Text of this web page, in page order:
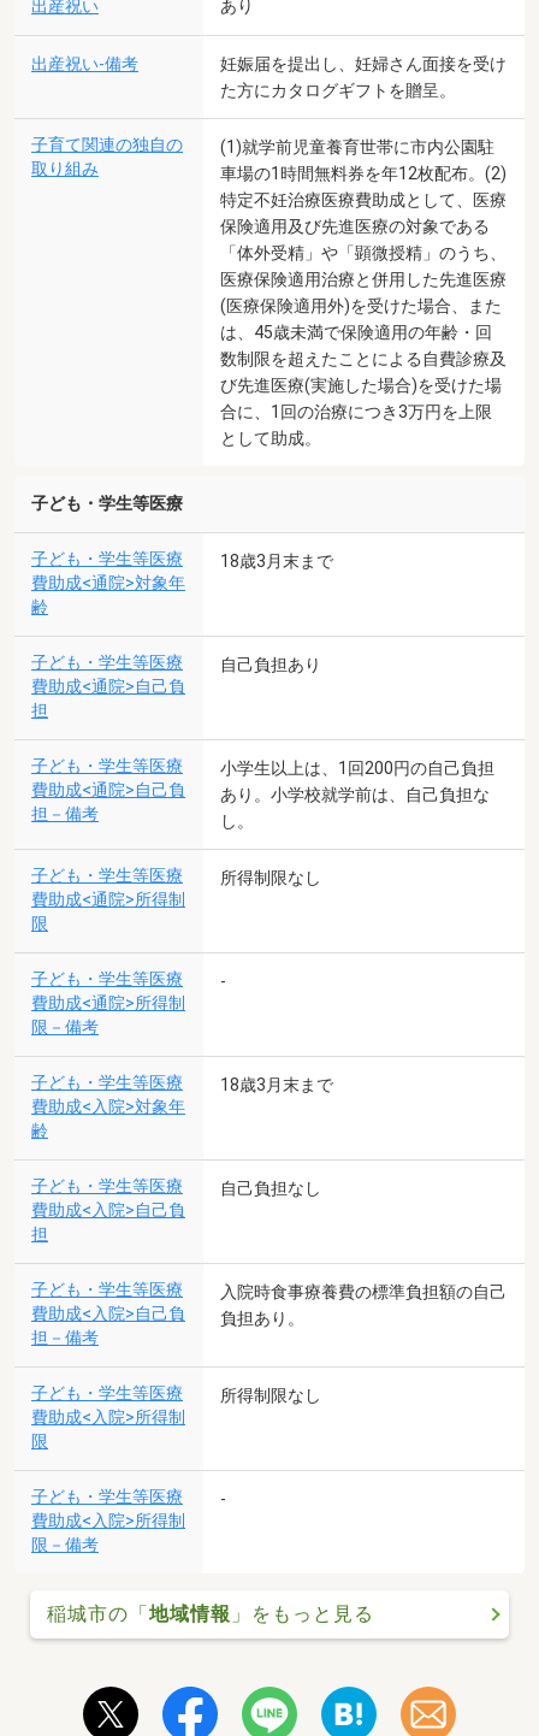
出産祝い あり
出産祝い-備考
妊娠届を提出し、妊婦さん面接を受け
た方にカタログギフトを贈呈。
子育て関連の独自の
取り組み
(1)就学前児童養育世帯に市内公園駐
車場の1時間無料券を年12枚配布。(2)
特定不妊治療医療費助成として、医療
保険適用及び先進医療の対象である
「体外受精」や「顕微授精」のうち、
医療保険適用治療と併用した先進医療
(医療保険適用外)を受けた場合、また
は、45歳未満で保険適用の年齢・回
数制限を超えたことによる自費診療及
び先進医療(実施した場合)を受けた場
合に、1回の治療につき3万円を上限
として助成。
子ども・学生等医療
子ども・学生等医療
費助成<通院>対象年
齢
18歳3月末まで
子ども・学生等医療
費助成<通院>自己負
担
自己負担あり
子ども・学生等医療
費助成<通院>自己負
担－備考
小学生以上は、1回200円の自己負担
あり。小学校就学前は、自己負担な
し。
子ども・学生等医療
費助成<通院>所得制
限
所得制限なし
子ども・学生等医療
費助成<通院>所得制
限－備考
-
子ども・学生等医療
費助成<入院>対象年
齢
18歳3月末まで
子ども・学生等医療
費助成<入院>自己負
担
自己負担なし
子ども・学生等医療
費助成<入院>自己負
担－備考
入院時食事療養費の標準負担額の自己
負担あり。
子ども・学生等医療
費助成<入院>所得制
限
所得制限なし
子ども・学生等医療
費助成<入院>所得制
限－備考
-
稲城市の「地域情報 」をもっと見る